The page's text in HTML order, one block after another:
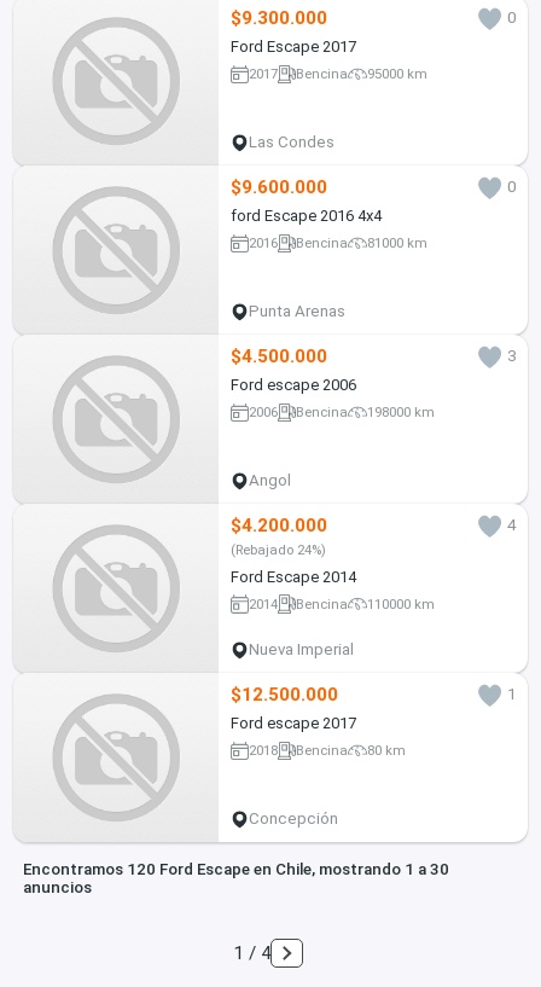
$9.300.000
0
Ford Escape 2017
2017 Bencina 95000 km
Las Condes
$9.600.000
0
ford Escape 2016 4x4
2016 Bencina 81000 km
Punta Arenas
$4.500.000
3
Ford escape 2006
2006 Bencina 198000 km
Angol
$4.200.000 4
(Rebajado 24%)
Ford Escape 2014
2014 Bencina 110000 km
Nueva Imperial
$12.500.000
1
Ford escape 2017
2018 Bencina 80 km
Concepción
Encontramos 120 Ford Escape en Chile, mostrando 1 a 30
anuncios
1 / 4